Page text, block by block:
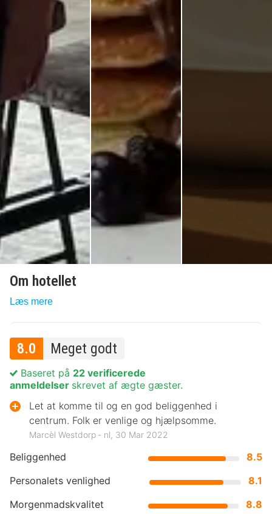
Om hotellet
Læs mere
8.0 Meget godt
Beliggenhed
8.5
Personalets venlighed
8.1
Morgenmadskvalitet
8.8
Baseret på 22 verificerede
anmeldelser skrevet af ægte gæster.
Let at komme til og en god beliggenhed i
centrum. Folk er venlige og hjælpsomme.
Marcèl Westdorp ‐ nl, 30 Mar 2022